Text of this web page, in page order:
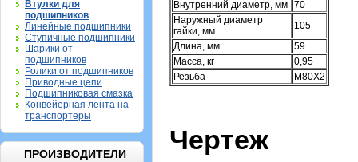
Втулки для
подшипников
Линейные подшипники
Ступичные подшипники
Шарики от
подшипников
Ролики от подшипников
Приводные цепи
Подшипниковая смазка
Конвейерная лента на
транспортеры
ПРОИЗВОДИТЕЛИ
Внутренний диаметр, мм 70
Наружный диаметр
гайки, мм
105
Длина, мм
59
Масса, кг
0,95
Резьба
M80X2
Чертеж